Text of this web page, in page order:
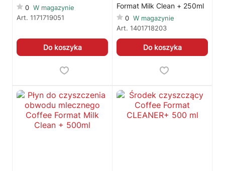
0 W magazynie
Art. 1171719051
Do koszyka
Format Milk Clean + 250ml
0 W magazynie
Art. 1401718203
Do koszyka